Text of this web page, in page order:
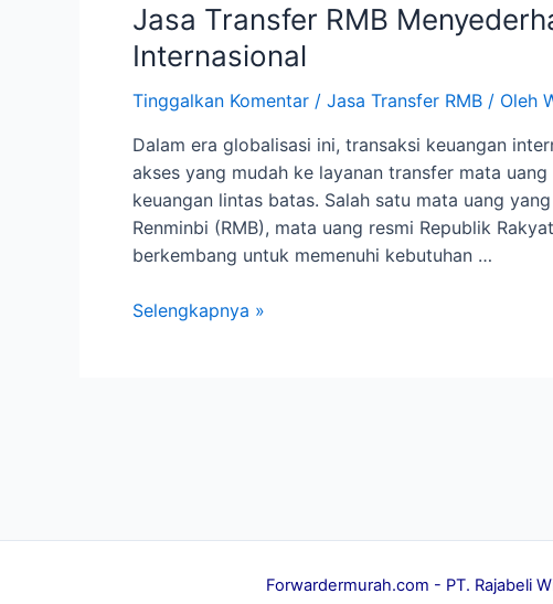
Jasa Transfer RMB
Internasional
Tinggalkan Komentar / Jasa Transfer RMB / Oleh
Dalam era globalisasi ini, transaksi keuangan
akses yang mudah ke layanan transfer mata
keuangan lintas batas. Salah satu mata uang
Renminbi (RMB), mata uang resmi Republik
berkembang untuk memenuhi kebutuhan …
Jasa
Selengkapnya »
Forwardermurah.com - PT. Rajabeli